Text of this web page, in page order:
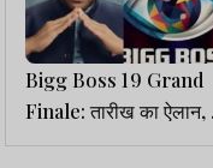
Bigg Boss 19 Grand
Finale: तारीख का ऐलान,
सीजन कोई एक्सटेंशन नहीं